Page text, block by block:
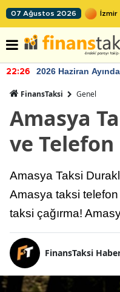
07 Ağustos 2026
22:26 2026 Haziran
FinansTaksi Genel
Amasya
ve
Amasya Taksi
Amasya taksi
taksi çağırma!
FinansTaksi